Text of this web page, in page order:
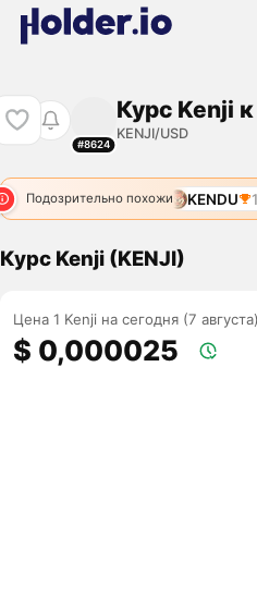
#8624
Курс Kenji
KENJI/USD
Подозрительно похожи KENDU
Курс Kenji (KENJI)
Цена 1 Kenji на сегодня (7 августа)
$ 0,000025